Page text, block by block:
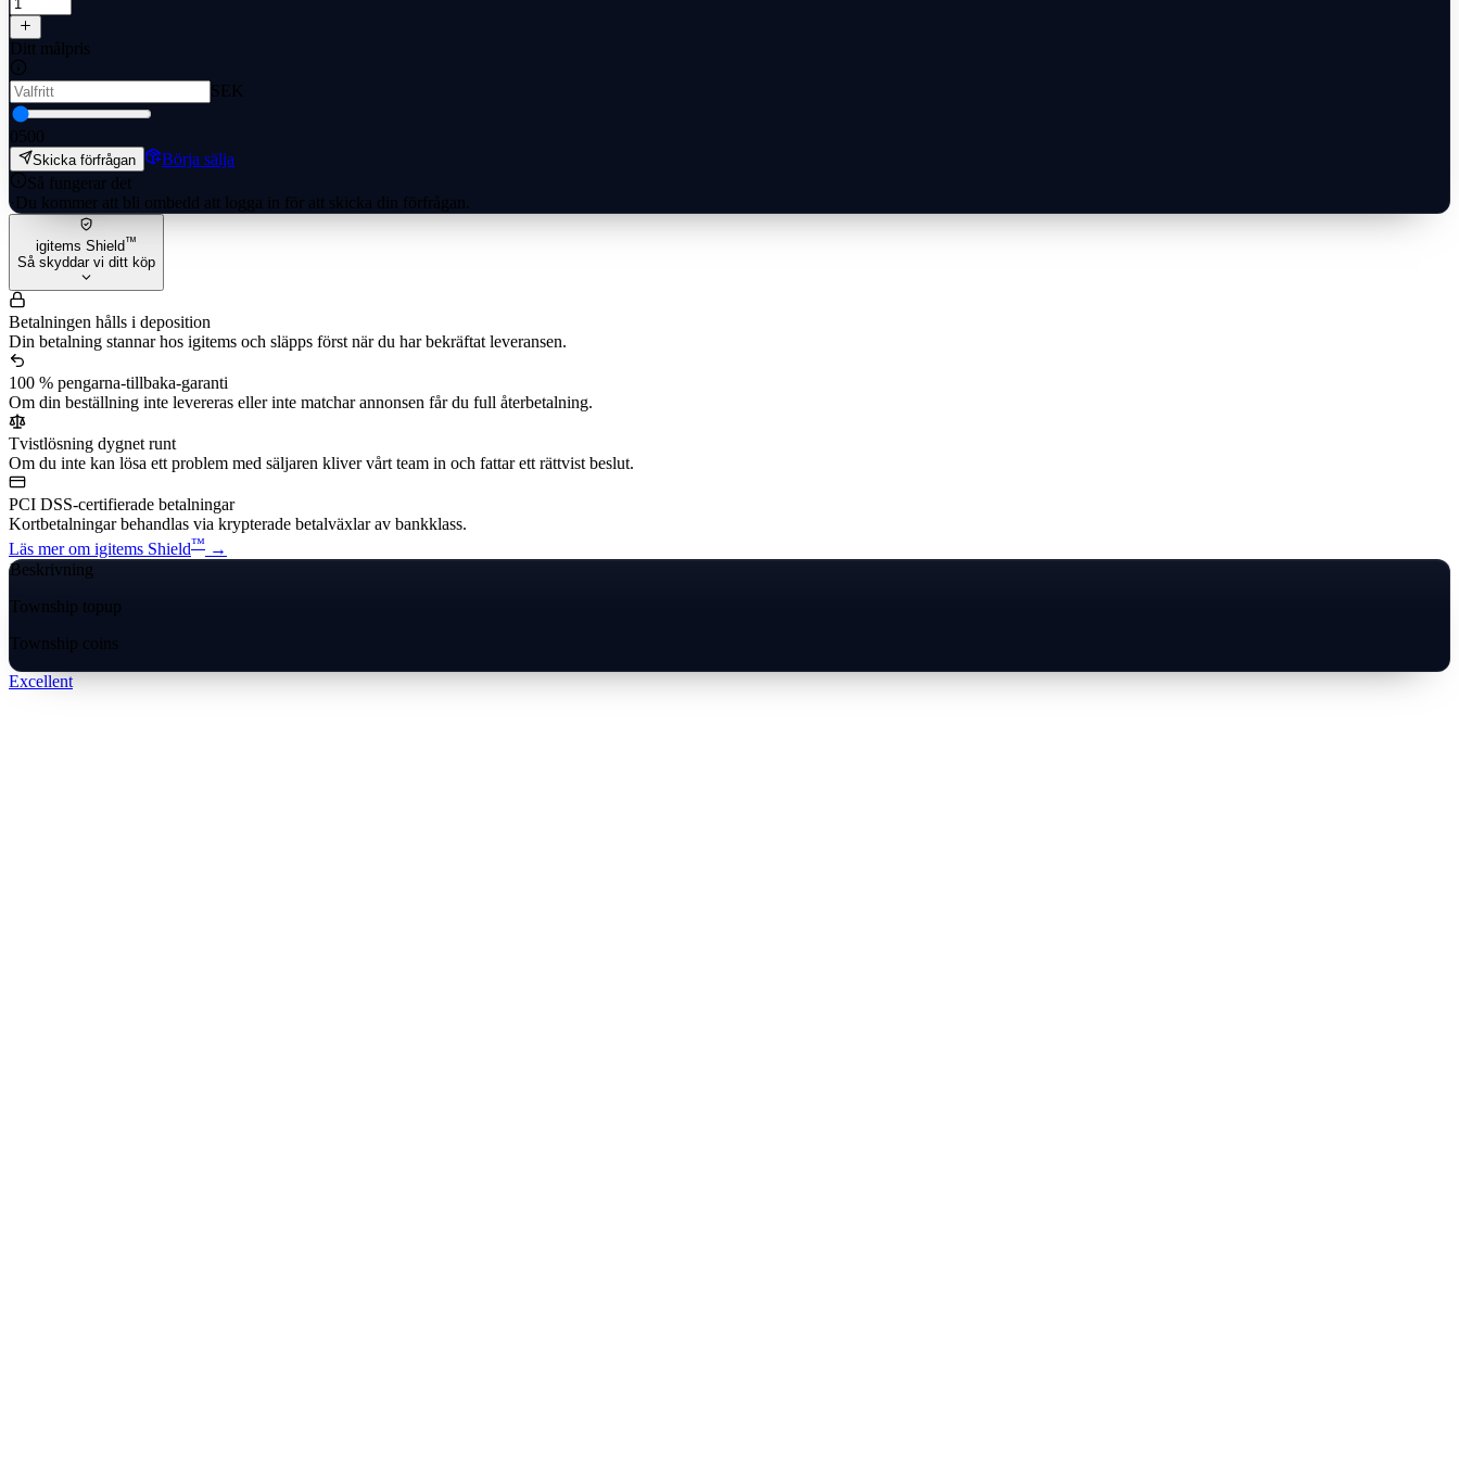
Ditt målpris
SEK
0500
Skicka förfrågan
Börja sälja
Så fungerar det
· Du kommer att bli ombedd att logga in för att skicka din förfrågan.
igitems Shield™
Så skyddar vi ditt köp
Betalningen hålls i deposition
Din betalning stannar hos igitems och släpps först när du har bekräftat leveransen.
100 % pengarna-tillbaka-garanti
Om din beställning inte levereras eller inte matchar annonsen får du full återbetalning.
Tvistlösning dygnet runt
Om du inte kan lösa ett problem med säljaren kliver vårt team in och fattar ett rättvist beslut.
PCI DSS-certifierade betalningar
Kortbetalningar behandlas via krypterade betalväxlar av bankklass.
Läs mer om igitems Shield™ →
Beskrivning
Township topup
Township coins
Excellent